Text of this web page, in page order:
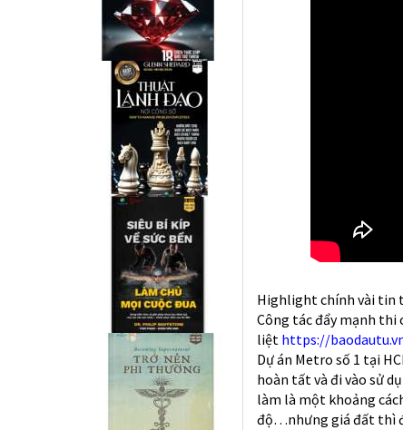
Highlight chính vài tin
Công tác đẩy mạnh thi
liệt https://
Dự án Metro số 1 tại
hoàn tất và đi vào sử
làm là một khoảng
độ…nhưng giá đất thì